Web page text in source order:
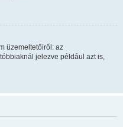
üzemeltetőiről: az
jelezve például azt is,